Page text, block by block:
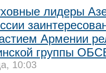
лидеры
Армении
группы
10:03